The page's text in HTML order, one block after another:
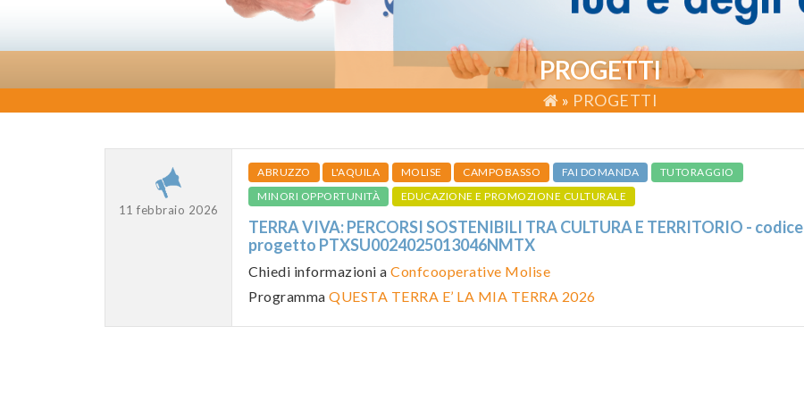
PROGETTI
» PROGETTI
11 febbraio 2026
ABRUZZO L'AQUILA MOLISE CAMPOBASSO FAI DOMANDA
TUTORAGGIO
MINORI OPPORTUNITÀ
EDUCAZIONE E PROMOZIONE CULTURALE
TERRA VIVA: PERCORSI SOSTENIBILI TRA CULTURA E TERRITORIO - codice
progetto PTXSU0024025013046NMTX
Chiedi informazioni a Confcooperative Molise
Programma QUESTA TERRA E’ LA MIA TERRA 2026